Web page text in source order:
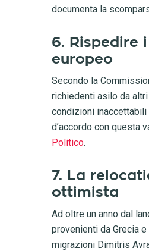
documenta la
6. Rispedire
europeo
Secondo la
richiedenti asilo da
condizioni
d’accordo con questa
Politico.
7. La
ottimista
Ad oltre un anno dal
provenienti da Grecia
migrazioni Dimitris